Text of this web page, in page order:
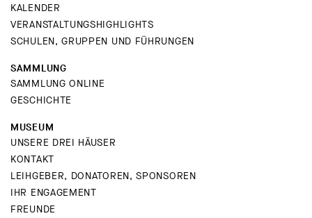
KALENDER
VERANSTALTUNGSHIGHLIGHTS
SCHULEN, GRUPPEN UND FÜHRUNGEN
SAMMLUNG
SAMMLUNG ONLINE
GESCHICHTE
MUSEUM
UNSERE DREI HÄUSER
KONTAKT
LEIHGEBER, DONATOREN, SPONSOREN
IHR ENGAGEMENT
FREUNDE